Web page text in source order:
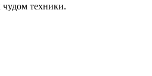
техники.